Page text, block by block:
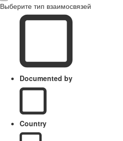
Выберите тип взаимосвязей
Documented by
Country